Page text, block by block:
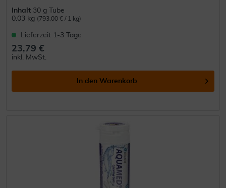
Inhalt 30 g Tube
0.03 kg (793,00 € / 1 kg)
Lieferzeit 1-3 Tage
23,79 €
inkl. MwSt.
In den Warenkorb